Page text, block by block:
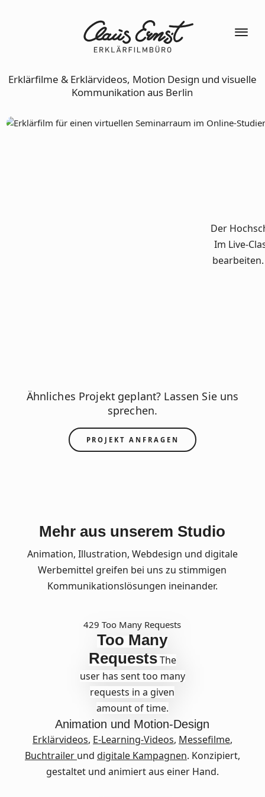
Erklärfilme & Erklärvideos, Motion Design und visuelle
Kommunikation aus Berlin
Der
Im Live-
Ähnliches Projekt geplant? Lassen Sie uns
sprechen.
PROJEKT ANFRAGEN
Mehr aus unserem Studio
Animation, Illustration, Webdesign und digitale
Werbemittel greifen bei uns zu stimmigen
Kommunikationslösungen ineinander.
429 Too Many Requests
Too Many
RequestsThe
user has sent too many
requests in a given
amount of time.
Animation und Motion-Design
Erklärvideos, E-Learning-Videos, Messefilme,
Buchtrailer und digitale Kampagnen. Konzipiert,
gestaltet und animiert aus einer Hand.